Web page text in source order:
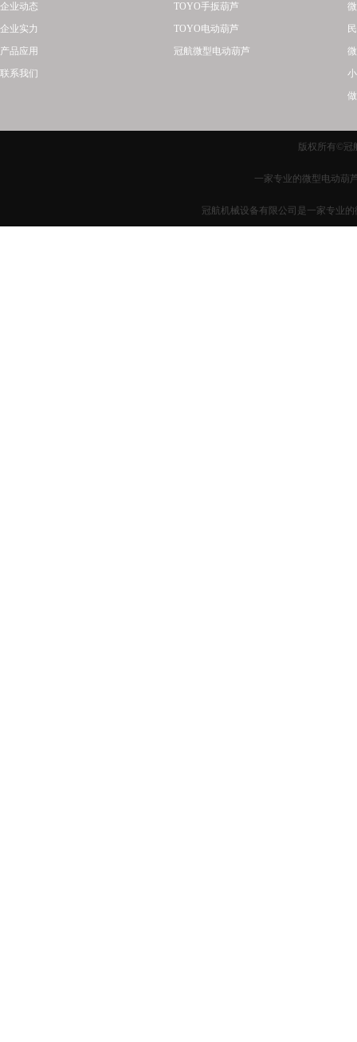
企业动态
企业实力
产品应用
联系我们
TOYO手扳葫芦
TOYO电动葫芦
冠航微型电动葫芦
版权所有©冠
一家专业的微型电动葫
冠航机械设备有限公司是一家专业